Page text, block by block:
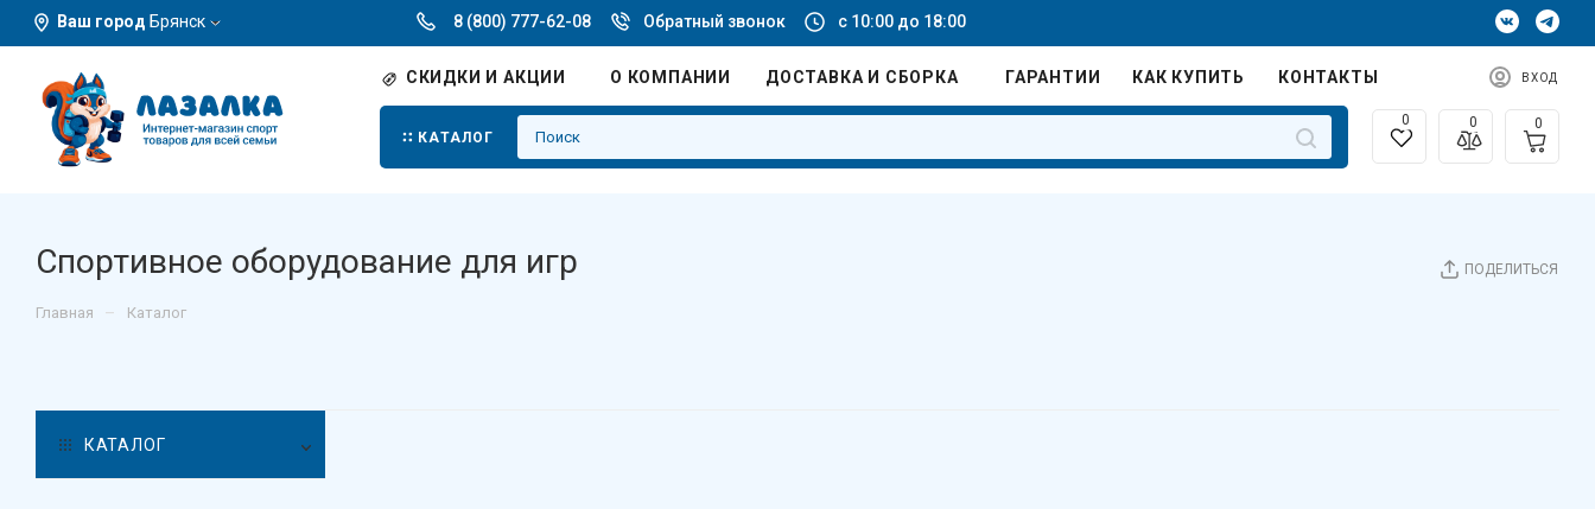
Ваш город Брянск 8 (800) 777-62-08 Обратный звонок с 10:00 до 18:00
СКИДКИ И АКЦИИ О КОМПАНИИ ДОСТАВКА И СБОРКА ГАРАНТИИ КАК КУПИТЬ КОНТАКТЫ ВХОД
КАТАЛОГ
0 0 0
ПОДЕЛИТЬСЯ
Спортивное оборудование для игр
Главная – Каталог
КАТАЛОГ